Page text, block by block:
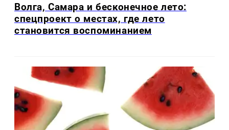
Волга, Самара и бесконечное лето:
спецпроект о местах, где лето
становится воспоминанием